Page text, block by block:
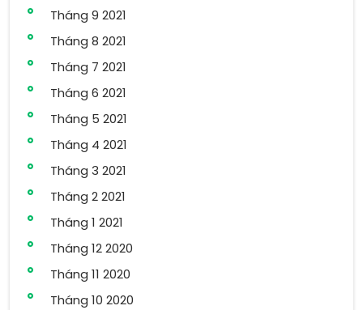
Tháng 9 2021
Tháng 8 2021
Tháng 7 2021
Tháng 6 2021
Tháng 5 2021
Tháng 4 2021
Tháng 3 2021
Tháng 2 2021
Tháng 1 2021
Tháng 12 2020
Tháng 11 2020
Tháng 10 2020